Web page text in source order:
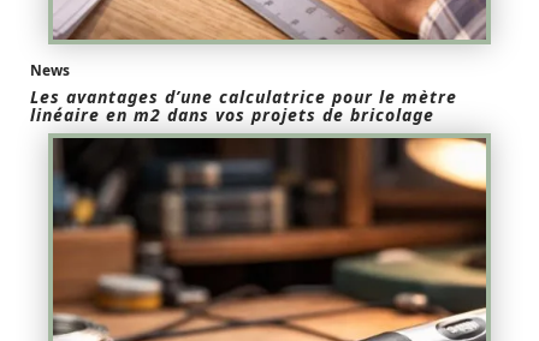
News
Les avantages d’une calculatrice pour le mètre
linéaire en m2 dans vos projets de bricolage